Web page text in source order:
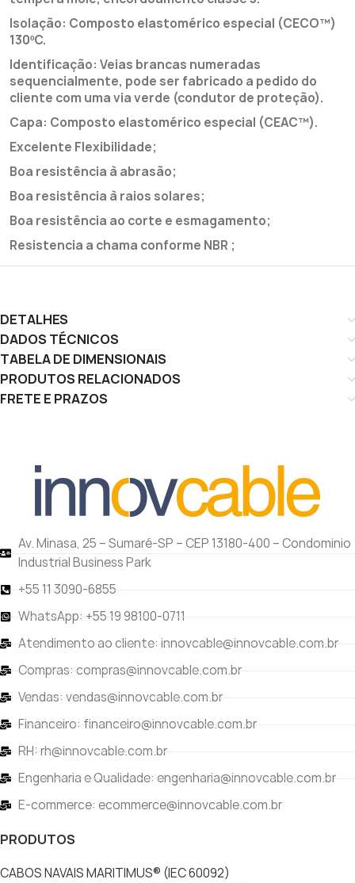
Isolação: Composto elastomérico especial (CECO™)
130ºC.
Identificação: Veias brancas numeradas
sequencialmente, pode ser fabricado a pedido do
cliente com uma via verde (condutor de proteção).
Capa: Composto elastomérico especial (CEAC™).
Excelente Flexibilidade;
Boa resistência à abrasão;
Boa resistência à raios solares;
Boa resistência ao corte e esmagamento;
Resistencia a chama conforme NBR ;
DETALHES
DADOS TÉCNICOS
TABELA DE DIMENSIONAIS
PRODUTOS RELACIONADOS
FRETE E PRAZOS
Av. Minasa, 25 – Sumaré-SP – CEP 13180-400 – Condominio
Industrial Business Park
+55 11 3090-6855
WhatsApp: +55 19 98100-0711
Atendimento ao cliente: innovcable@innovcable.com.br
Compras: compras@innovcable.com.br
Vendas: vendas@innovcable.com.br
Financeiro: financeiro@innovcable.com.br
RH: rh@innovcable.com.br
Engenharia e Qualidade: engenharia@innovcable.com.br
E-commerce: ecommerce@innovcable.com.br
PRODUTOS
CABOS NAVAIS MARITIMUS® (IEC 60092)